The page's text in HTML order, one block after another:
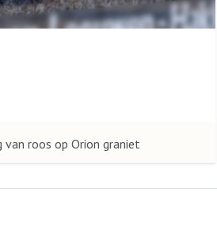
van roos op Orion graniet